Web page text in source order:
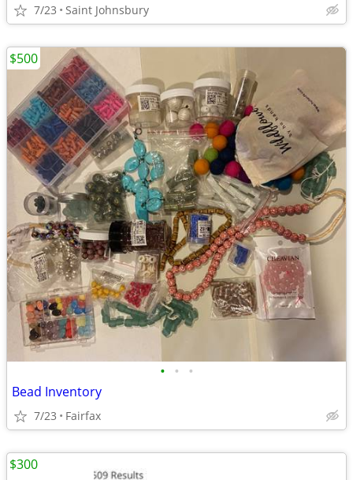
7/23 Saint Johnsbury
• • •
Bead Inventory
7/23 Fairfax
$500
$300